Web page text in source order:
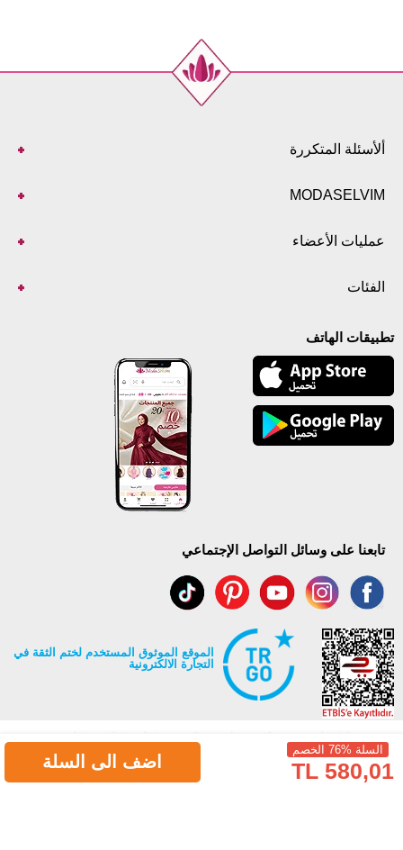
السلة %76 الخصم
580,01 TL اضف الى السلة
ألأسئلة المتكررة
MODASELVIM
عمليات الأعضاء
الفئات
تطبيقات الهاتف
تابعنا على وسائل التواصل الإجتماعي
الموقع الموثوق المستخدم لختم الثقة في
التجارة الالكترونية
جميع حقوق Modaselvim محفوظة ©2026